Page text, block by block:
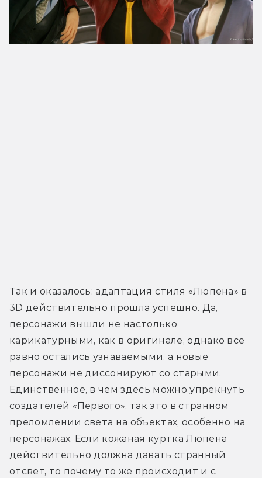
Так и оказалось: адаптация стиля «Люпена» в
3D действительно прошла успешно. Да,
персонажи вышли не настолько
карикатурными, как в оригинале, однако все
равно остались узнаваемыми, а новые
персонажи не диссонируют со старыми.
Единственное, в чём здесь можно упрекнуть
создателей «Первого», так это в странном
преломлении света на объектах, особенно на
персонажах. Если кожаная куртка Люпена
действительно должна давать странный
отсвет, то почему то же происходит и с